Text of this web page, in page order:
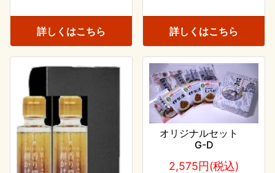
詳しくはこちら 詳しくはこちら
オリジナルセット
G-D
2,575円(税込)